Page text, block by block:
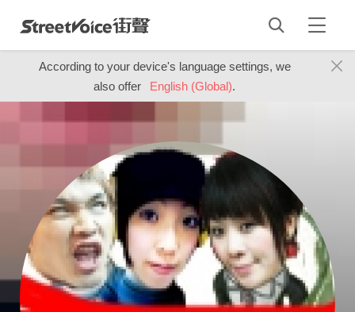
According to your device's language settings, we
also offer
English (Global).